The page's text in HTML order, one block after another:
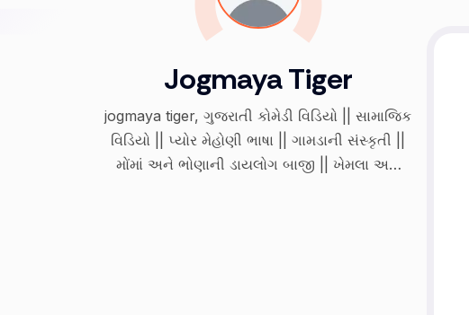
Jogmaya Tiger
jogmaya tiger, ગુજરાતી કોમેડી વિડિયો || સામાજિક
વિડિયો || પ્યોર મેહોણી ભાષા || ગામડાની સંસ્કૃતી ||
મોંમાં અને ભોણાની ડાયલોગ બાજી || ખેમલા અને